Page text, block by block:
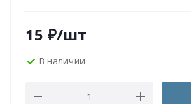
15 ₽/шт
В наличии